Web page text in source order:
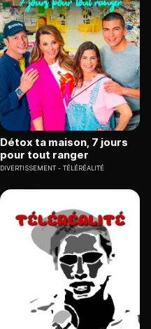
Détox ta maison, 7 jours
pour tout ranger
DIVERTISSEMENT TÉLÉRÉALITÉ